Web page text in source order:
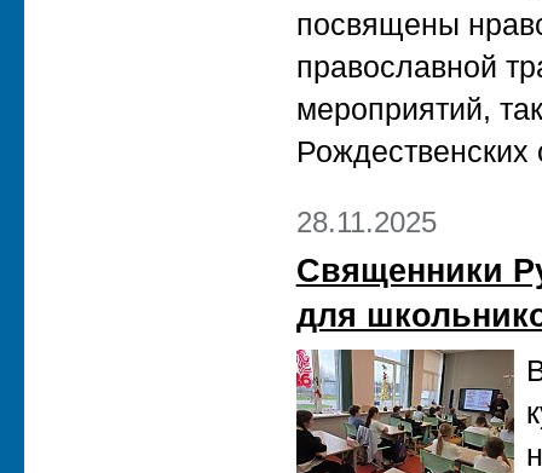
посвящены
православной
мероприятий,
Рождественских
28.11.2025
Священники
для